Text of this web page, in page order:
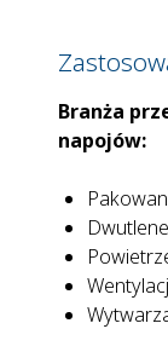
Branża
napojów: